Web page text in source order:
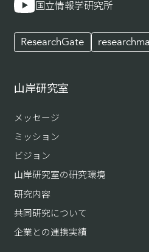
国立情報学研究所
ResearchGate
山岸研究室
メッセージ
ミッション
ビジョン
山岸研究室の研究環境
研究内容
共同研究について
企業との連携実績